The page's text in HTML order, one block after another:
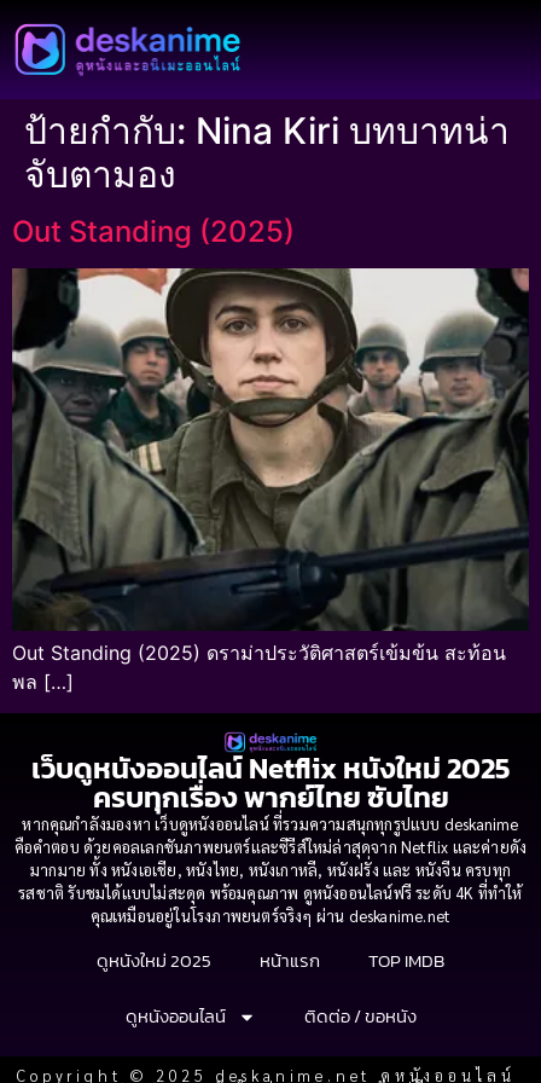
ป้ายกำกับ: Nina Kiri บทบาทน่า
จับตามอง
Out Standing (2025)
Out Standing (2025) ดราม่าประวัติศาสตร์เข้มข้น สะท้อน
พล […]
เว็บดูหนังออนไลน์ Netflix หนังใหม่ 2025
ครบทุกเรื่อง พากย์ไทย ซับไทย
หากคุณกำลังมองหา เว็บดูหนังออนไลน์ ที่รวมความสนุกทุกรูปแบบ deskanime
คือคำตอบ ด้วยคอลเลกชันภาพยนตร์และซีรีส์ใหม่ล่าสุดจาก Netflix และค่ายดัง
มากมาย ทั้ง หนังเอเชีย, หนังไทย, หนังเกาหลี, หนังฝรั่ง และ หนังจีน ครบทุก
รสชาติ รับชมได้แบบไม่สะดุด พร้อมคุณภาพ ดูหนังออนไลน์ฟรี ระดับ 4K ที่ทำให้
คุณเหมือนอยู่ในโรงภาพยนตร์จริงๆ ผ่าน deskanime.net
ดูหนังใหม่ 2025 หน้าแรก
TOP IMDB
ดูหนังออนไลน์
ติดต่อ / ขอหนัง
Copyright © 2025 deskanime.net ดูหนังออนไลน์